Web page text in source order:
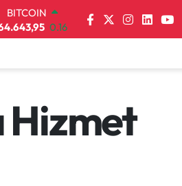
DOLAR
47,6006 0.06
GRAM ALTIN
6500.87
0.12
BİST100
Hizmet